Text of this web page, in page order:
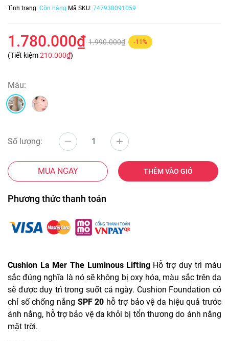
Tình trạng: Còn hàng Mã SKU: 747930091059
1.780.000₫ 1.990.000₫ -11%
(Tiết kiệm210.000₫)
Màu:
Số lượng:
MUA NGAY THÊM VÀO GIỎ
Phương thức thanh toán
Cushion La Mer The Luminous LiftingHỗ trợ duy trì màu
sắc đúng nghĩa là nó sẽ không bị oxy hóa, màu sắc trên da
sẽ được duy trì trong suốt cả ngày. Cushion Foundation có
chỉ số chống nắng SPF 20 hỗ trợ bảo vệ da hiệu quả trước
ánh nắng, hỗ trợ bảo vệ da khỏi bị tổn thương do ánh nắng
mặt trời.